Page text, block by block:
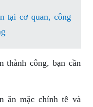
tại cơ quan, công
thành công, bạn cần
ăn mặc chỉnh tề và